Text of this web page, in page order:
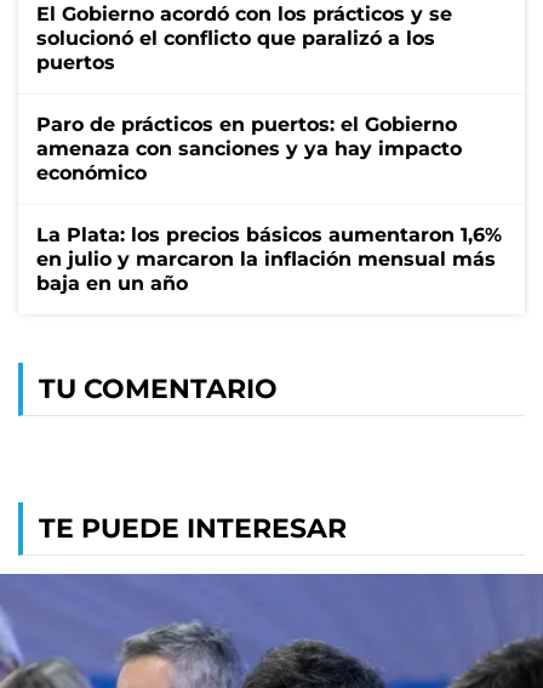
El Gobierno acordó con los prácticos y se
solucionó el conflicto que paralizó a los
puertos
Paro de prácticos en puertos: el Gobierno
amenaza con sanciones y ya hay impacto
económico
La Plata: los precios básicos aumentaron 1,6%
en julio y marcaron la inflación mensual más
baja en un año
TU COMENTARIO
TE PUEDE INTERESAR